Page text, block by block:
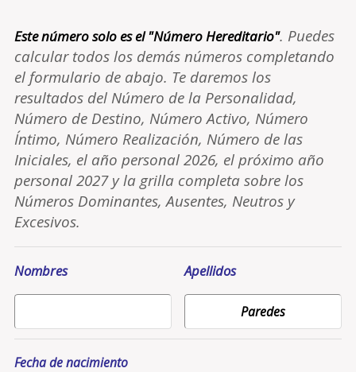
Este número solo es el "Número Hereditario". Puedes
calcular todos los demás números completando
el formulario de abajo. Te daremos los
resultados del Número de la Personalidad,
Número de Destino, Número Activo, Número
Íntimo, Número Realización, Número de las
Iniciales, el año personal 2026, el próximo año
personal 2027 y la grilla completa sobre los
Números Dominantes, Ausentes, Neutros y
Excesivos.
Nombres Apellidos
Fecha de nacimiento